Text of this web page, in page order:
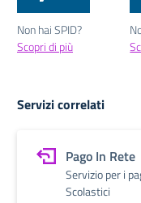
Non hai SPID?
Scopri di più
Servizi correlati
Pago In Rete
Servizio per i
Scolastici